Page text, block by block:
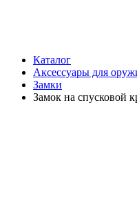
Каталог
Аксессуары для
Замки
Замок на спусковой